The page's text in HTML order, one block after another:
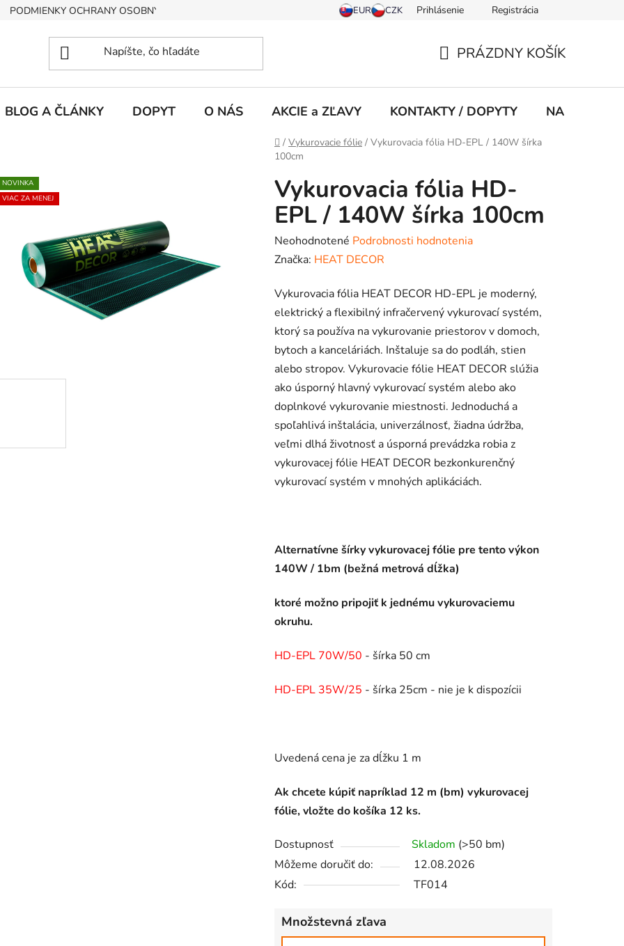
PODMIENKY OCHRANY OSOBNÝCH ÚDAJOV Prihlásenie Registrácia
KOŠÍK
PRÁZDNY KOŠÍK
BLOG A ČLÁNKY DOPYT O NÁS AKCIE a ZĽAVY KONTAKTY / DOPYTY NA
Domov
/ Vykurovacie fólie / Vykurovacia fólia HD-EPL / 140W šírka
100cm
Vykurovacia fólia HD-
EPL / 140W šírka 100cm
Priemerné
hodnotenie
je
0,0
z
5
hviezdičiek.
Neohodnotené Podrobnosti hodnotenia
Značka: HEAT DECOR
Vykurovacia fólia HEAT DECOR HD-EPL je moderný,
elektrický a flexibilný infračervený vykurovací systém,
ktorý sa používa na vykurovanie priestorov v domoch,
bytoch a kanceláriách. Inštaluje sa do podláh, stien
alebo stropov. Vykurovacie fólie HEAT DECOR slúžia
ako úsporný hlavný vykurovací systém alebo ako
doplnkové vykurovanie miestnosti. Jednoduchá a
spoľahlivá inštalácia, univerzálnosť, žiadna údržba,
veľmi dlhá životnosť a úsporná prevádzka robia z
vykurovacej fólie HEAT DECOR bezkonkurenčný
vykurovací systém v mnohých aplikáciách.
Alternatívne šírky vykurovacej fólie pre tento výkon
140W / 1bm (bežná metrová dĺžka)
ktoré možno pripojiť k jednému vykurovaciemu
okruhu.
HD-EPL 70W/50 - šírka 50 cm
HD-EPL 35W/25 - šírka 25cm - nie je k dispozícii
Uvedená cena je za dĺžku 1 m
Ak chcete kúpiť napríklad 12 m (bm) vykurovacej
fólie, vložte do košíka 12 ks.
Dostupnosť Skladom (>50 bm)
Môžeme doručiť do:
12.08.2026
Kód:
TF014
Množstevná zľava
NOVINKA
VIAC ZA MENEJ